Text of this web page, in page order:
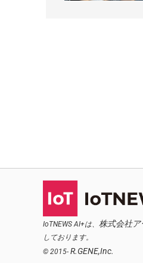
IoTNEWS AI+は、 株式会社ア
しております。
© 2015- R.GENE,Inc.